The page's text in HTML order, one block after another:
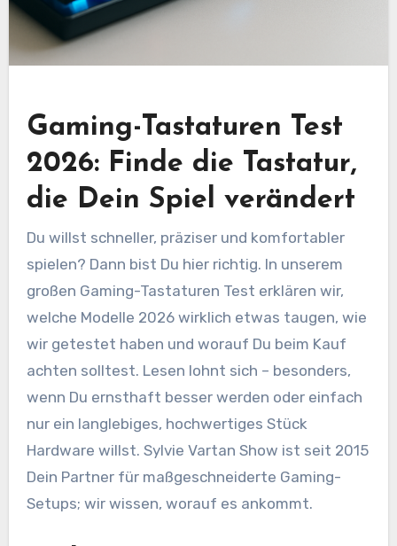
Gaming-Tastaturen Test
2026: Finde die Tastatur,
die Dein Spiel verändert
Du willst schneller, präziser und komfortabler
spielen? Dann bist Du hier richtig. In unserem
großen Gaming-Tastaturen Test erklären wir,
welche Modelle 2026 wirklich etwas taugen, wie
wir getestet haben und worauf Du beim Kauf
achten solltest. Lesen lohnt sich – besonders,
wenn Du ernsthaft besser werden oder einfach
nur ein langlebiges, hochwertiges Stück
Hardware willst. Sylvie Vartan Show ist seit 2015
Dein Partner für maßgeschneiderte Gaming-
Setups; wir wissen, worauf es ankommt.